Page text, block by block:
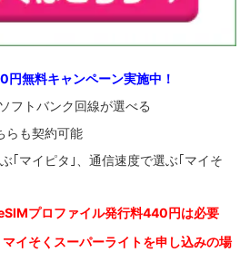
無料キャンペーン実施中！
フトバンク回線が選べる
らも契約可能
｢マイピタ｣、通信速度で選ぶ｢マイそ
プロファイル発行料440円は必要
イそくスーパーライトを申し込みの場